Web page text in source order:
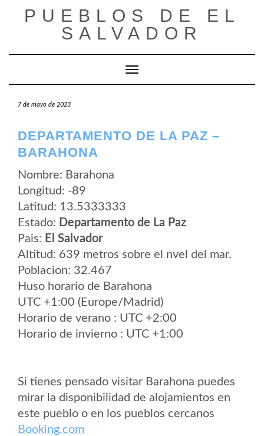
PUEBLOS DE EL
SALVADOR
Cambiar modo de navegación
7 de mayo de 2023
DEPARTAMENTO DE LA PAZ –
BARAHONA
Nombre: Barahona
Longitud: -89
Latitud: 13.5333333
Estado: Departamento de La Paz
Pais: El Salvador
Altitud: 639 metros sobre el nvel del mar.
Poblacion: 32.467
Huso horario de Barahona
UTC +1:00 (Europe/Madrid)
Horario de verano : UTC +2:00
Horario de invierno : UTC +1:00
Si tienes pensado visitar Barahona puedes
mirar la disponibilidad de alojamientos en
este pueblo o en los pueblos cercanos
Booking.com